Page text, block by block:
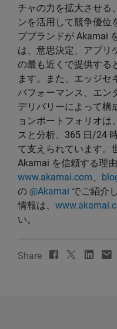
チャの力を拡大させる
ンを活用して競争優位
プブランドが Akamai
は、意思決定、アプリ
の最も近くで提供する
ます。また、エッジセ
パフォーマンス、エン
デリバリーによって構
ョンポートフォリオ
スと分析、365 日/24
て支えられています。
Akamai を信頼する理由
www.akamai.com、
の @Akamai でご紹介
情報は、
い。
Share